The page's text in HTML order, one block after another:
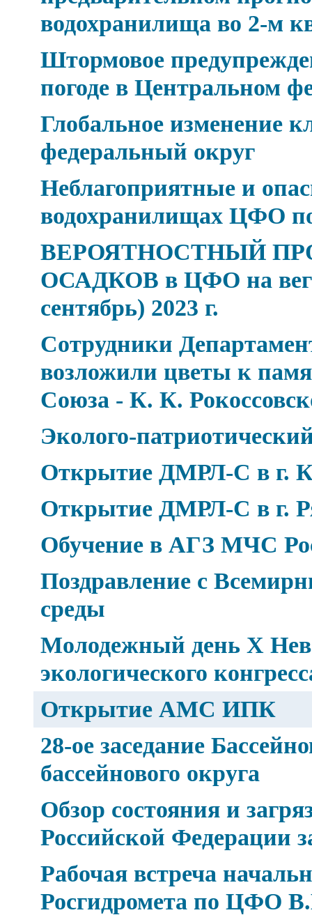
водохранилища во 2-м
Штормовое
погоде в Центральном
Глобальное изменение
федеральный округ
Неблагоприятные и
водохранилищах ЦФО по
ВЕРОЯТНОСТНЫЙ
ОСАДКОВ в ЦФО на
сентябрь) 2023 г.
Сотрудники
возложили цветы к
Союза - К. К.
Эколого-
Открытие ДМРЛ-С в г.
Открытие ДМРЛ-С в г.
Обучение в АГЗ МЧС
Поздравление с
среды
Молодежный день Х
экологического
Открытие АМС ИПК
28-ое заседание
бассейнового округа
Обзор состояния и
Российской Федерации
Рабочая встреча
Росгидромета по ЦФО